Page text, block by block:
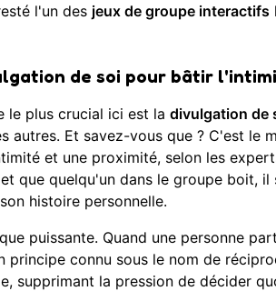
l'un des jeux de groupe interactifs
de soi pour bâtir
le plus crucial ici est la divulgation de
autres. Et savez-vous que ? C'est le
et une proximité, selon les
que quelqu'un dans le groupe boit,
histoire personnelle.
puissante. Quand une personne
principe connu sous le nom de
supprimant la pression de décider